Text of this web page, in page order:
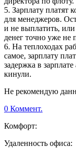
5. Зарплату платят
для менеджеров.
и не выплатить,
денег точно уже не
6. На теплоходах
самое, зарплату
задержка в
кинули.
Не рекомендую
0 Коммент.
Комфорт:
Удаленность офиса: